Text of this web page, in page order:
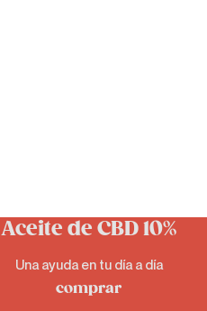
Aceite de CBD 10%
Una ayuda en tu día a día
comprar